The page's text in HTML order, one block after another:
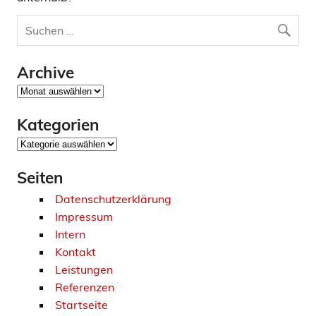
Archive
Archive
Kategorien
Kategorien
Seiten
Datenschutzerklärung
Impressum
Intern
Kontakt
Leistungen
Referenzen
Startseite